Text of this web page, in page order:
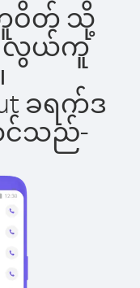
ကူဝိတ် သို့
က လွယ်ကူ
ခရက်ဒ
င်သည်-